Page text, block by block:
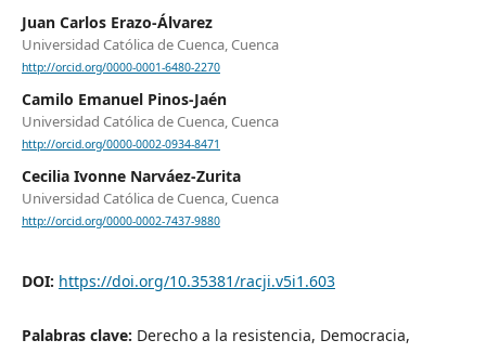
Juan Carlos Erazo-Álvarez
Universidad Católica de Cuenca, Cuenca
http://orcid.org/0000-0001-6480-2270
Camilo Emanuel Pinos-Jaén
Universidad Católica de Cuenca, Cuenca
http://orcid.org/0000-0002-0934-8471
Cecilia Ivonne Narváez-Zurita
Universidad Católica de Cuenca, Cuenca
http://orcid.org/0000-0002-7437-9880
DOI: https://doi.org/10.35381/racji.v5i1.603
Palabras clave: Derecho a la resistencia, Democracia,